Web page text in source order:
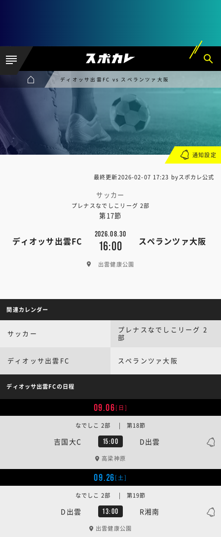
ディオッサ出雲FC vs スペランツァ大阪
最終更新2026-02-07 17:23 byスポカレ公式
サッカー
プレナスなでしこリーグ 2部
第17節
ディオッサ出雲FC
2026.08.30
16:00 スペランツァ大阪
出雲健康公園
通知設定
関連カレンダー
サッカー
プレナスなでしこリーグ 2
部
ディオッサ出雲FC スペランツァ大阪
ディオッサ出雲FCの日程
09.06[日]
吉国大C 15:00 D出雲
なでしこ 2部 | 第18節
高梁神原
09.26[土]
D出雲 13:00 R湘南
なでしこ 2部 | 第19節
出雲健康公園